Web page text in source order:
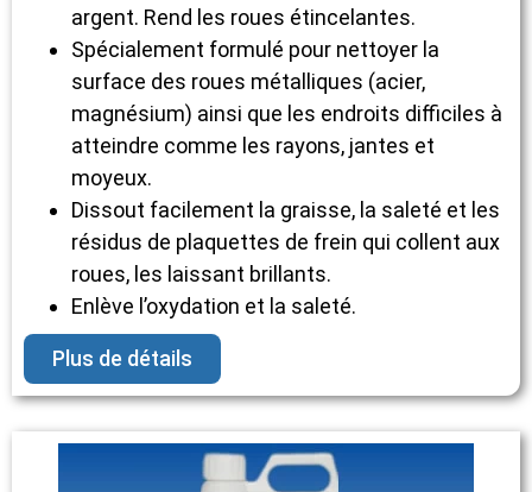
argent. Rend les roues étincelantes.
Spécialement formulé pour nettoyer la
surface des roues métalliques (acier,
magnésium) ainsi que les endroits difficiles à
atteindre comme les rayons, jantes et
moyeux.
Dissout facilement la graisse, la saleté et les
résidus de plaquettes de frein qui collent aux
roues, les laissant brillants.
Enlève l’oxydation et la saleté.
Plus de détails